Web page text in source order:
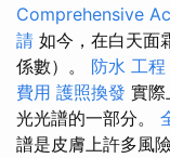
Comprehensive
請 如今，在白天面
係數）。 防水 工程
費用 護照換發 實際
光光譜的一部分。
譜是皮膚上許多風